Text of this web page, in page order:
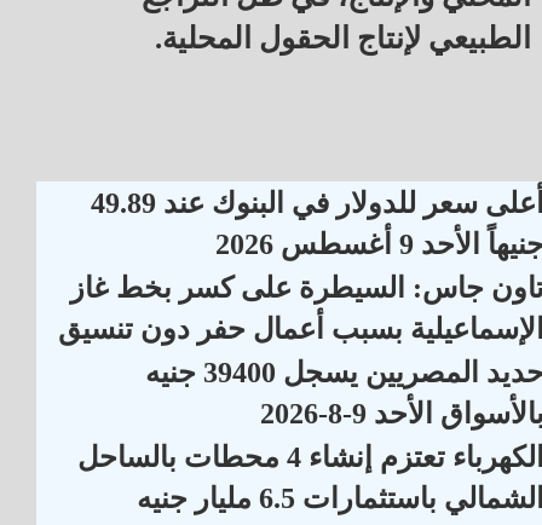
الطبيعي لإنتاج الحقول المحلية.
أعلى سعر للدولار في البنوك عند 49.89
الأحد 9 أغسطس 2026
جاس: السيطرة على كسر بخط غاز
بسبب أعمال حفر دون تنسيق
حديد المصريين يسجل 39400 جنيه
الأحد 9-8-2026
الكهرباء تعتزم إنشاء 4 محطات بالساحل
باستثمارات 6.5 مليار جنيه